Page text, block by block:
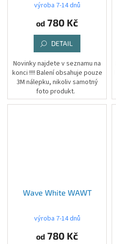
výroba 7-14 dnů
od 780 Kč
DETAIL
Novinky najdete v seznamu na
konci !!!! Balení obsahuje pouze
3M nálepku, nikoliv samotný
foto produkt.
Wave White WAWT
výroba 7-14 dnů
od 780 Kč